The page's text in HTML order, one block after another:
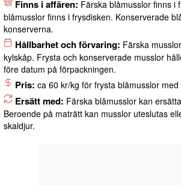
Finns i affären: Färska blåmusslor finns i
blåmusslor finns i frysdisken. Konserverade
konserverna.
Hållbarhet och förvaring: Färska
kylskåp. Frysta och konserverade musslor
före datum på förpackningen.
Pris: ca 60 kr/kg för frysta blåmusslor med
Ersätt med: Färska blåmusslor kan
Beroende på maträtt kan musslor uteslutas
skaldjur.